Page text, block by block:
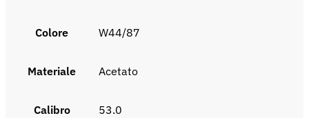
Colore W44/87
Materiale acetato
Calibro 53.0